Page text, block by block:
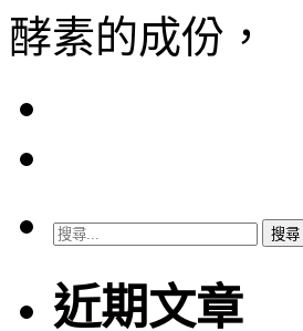
酵素的成份，
搜
關
鍵
近期文章